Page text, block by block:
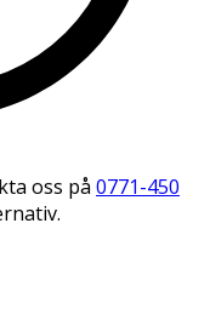
oss på 0771-450